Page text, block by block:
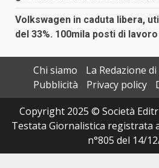
Volkswagen in caduta libera,
del 33%. 100mila posti di
Chi siamo
La Redazione
Pubblicità
Privacy policy
Copyright 2025 © Società
Testata Giornalistica registrata
n°805 del 14/